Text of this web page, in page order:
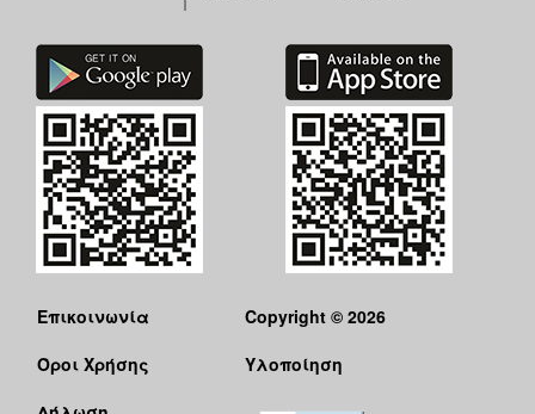
Επικοινωνία
Όροι Χρήσης
Copyright © 2026
Υλοποίηση